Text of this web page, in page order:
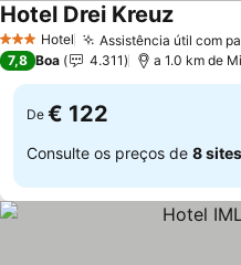
3 EstrelasHotel Assistência útil com
Hotel Drei KreuzVer
7,8 Boa 4.311 a 1.0 km de
De € 122
Consulte os preços de 8 sites